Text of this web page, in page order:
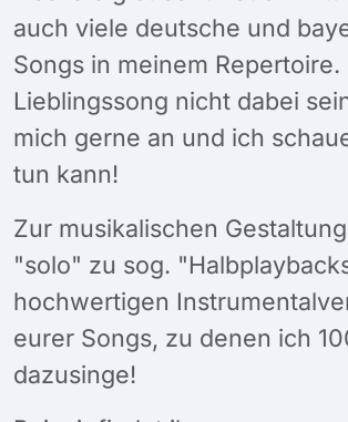
auch viele deutsche und
Songs in meinem
Lieblingssong nicht dabei
mich gerne an und ich
tun kann!
Zur musikalischen
"solo" zu sog.
hochwertigen
eurer Songs, zu denen ich
dazusinge!